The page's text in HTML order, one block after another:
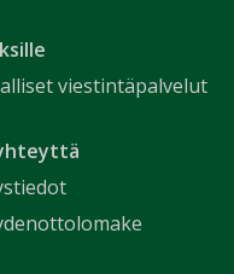
viestintäpalvelut